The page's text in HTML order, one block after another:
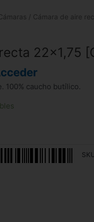
/ Cámara de aire
22×1,75
100% caucho butílico.